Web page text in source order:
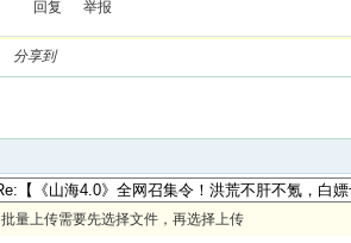
回复 举报
分享到
批量上传需要先选择文件，再选择上传